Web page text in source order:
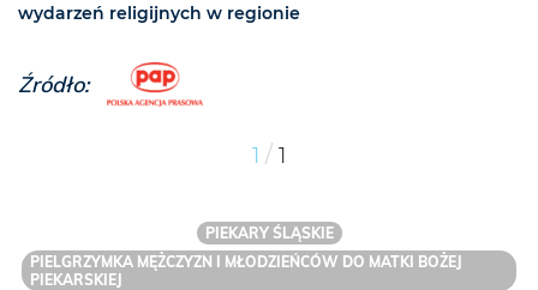
wydarzeń religijnych w regionie
Źródło:
1 / 1
PIEKARY ŚLĄSKIE
PIELGRZYMKA MĘŻCZYZN I MŁODZIEŃCÓW DO MATKI BOŻEJ
PIEKARSKIEJ